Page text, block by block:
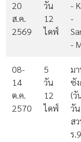
20
ส.ค.
2569
วัน
12
ไดฟ์
-
-
-
08-
14
ต.ค.
2570
5
วัน
12
ไดฟ์
ม
ซั
(วั
วัน
ส
ร